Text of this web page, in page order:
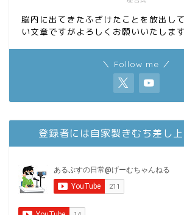
脳内に出てきたふざけたことを放出し
い文章ですがよろしくお願いいたします
＼ Follow me ／
登録者には自家製きむち差し上